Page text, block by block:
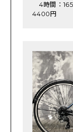
4時間：
4400円